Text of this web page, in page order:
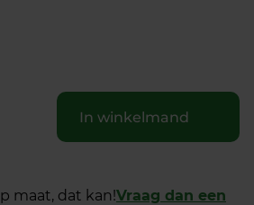
In winkelmand
maat, dat kan!Vraag dan een